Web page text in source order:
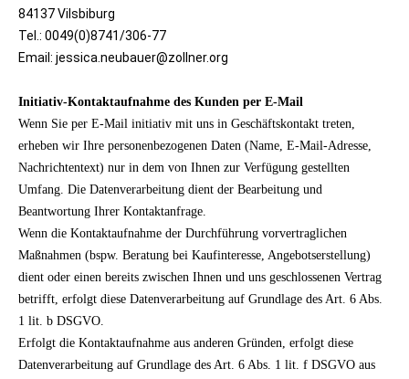
84137 Vilsbiburg
Tel.: 0049(0)8741/306-77
Email: jessica.neubauer@zollner.org
Initiativ-Kontaktaufnahme des Kunden per E-Mail
Wenn Sie per E-Mail initiativ mit uns in Geschäftskontakt treten,
erheben wir Ihre personenbezogenen Daten (Name, E-Mail-Adresse,
Nachrichtentext) nur in dem von Ihnen zur Verfügung gestellten
Umfang. Die Datenverarbeitung dient der Bearbeitung und
Beantwortung Ihrer Kontaktanfrage.
Wenn die Kontaktaufnahme der Durchführung vorvertraglichen
Maßnahmen (bspw. Beratung bei Kaufinteresse, Angebotserstellung)
dient oder einen bereits zwischen Ihnen und uns geschlossenen Vertrag
betrifft, erfolgt diese Datenverarbeitung auf Grundlage des Art. 6 Abs.
1 lit. b DSGVO.
Erfolgt die Kontaktaufnahme aus anderen Gründen, erfolgt diese
Datenverarbeitung auf Grundlage des Art. 6 Abs. 1 lit. f DSGVO aus